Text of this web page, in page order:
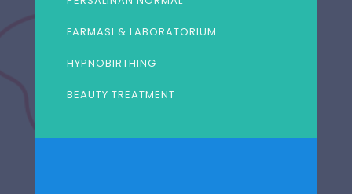
FARMASI & LABORATORIUM
HYPNOBIRTHING
BEAUTY TREATMENT